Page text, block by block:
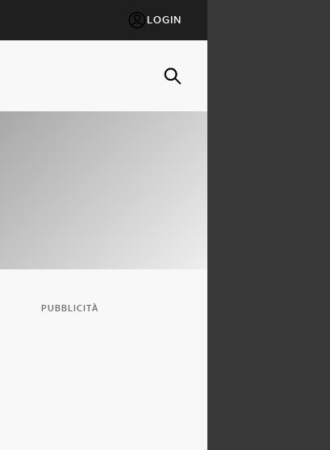
LOGIN
PUBBLICITÀ